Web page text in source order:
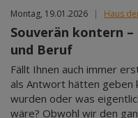
Montag, 19.01.2026 | Haus
Souverän kontern
und Beruf
Fällt Ihnen auch immer
als Antwort hätten geben
wurden oder was
wäre? Obwohl wir den